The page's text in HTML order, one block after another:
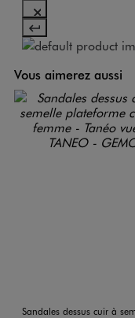
Vous aimerez aussi
Sandales dessus cuir à semelle plateforme chunky